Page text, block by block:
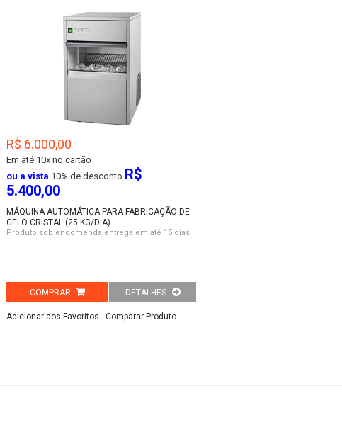
R$ 6.000,00
Em até 10x no cartão
ou a vista 10% de desconto R$
5.400,00
MÁQUINA AUTOMÁTICA PARA FABRICAÇÃO DE
GELO CRISTAL (25 KG/DIA)
Produto sob encomenda entrega em até 15 dias
COMPRAR DETALHES
Adicionar aos Favoritos Comparar Produto